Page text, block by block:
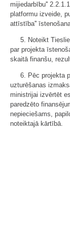
mijiedarbību''
platformu izveide,
attīstība''
5. Noteikt
par projekta
skaitā finanšu,
6. Pēc projekta
uzturēšanas
ministrijai izvērtēt
paredzēto
nepieciešams,
noteiktajā kārtībā.